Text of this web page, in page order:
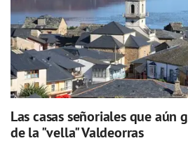
Las casas señoriales que aún
de la "vella" Valdeorras